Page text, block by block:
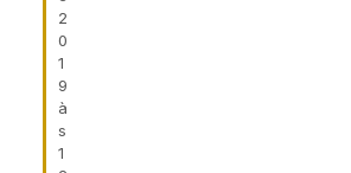
2
0
1
9
à
s
1